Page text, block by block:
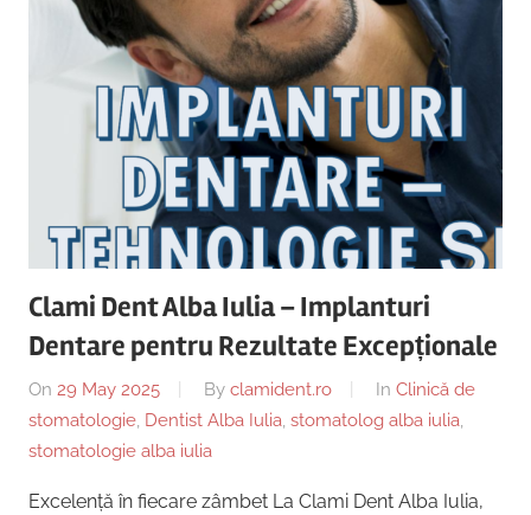
Clami Dent Alba Iulia – Implanturi
Dentare pentru Rezultate Excepționale
On 29 May 2025 By clamident.ro In Clinică de
stomatologie, Dentist Alba Iulia, stomatolog alba iulia,
stomatologie alba iulia
Excelență în fiecare zâmbet La Clami Dent Alba Iulia,